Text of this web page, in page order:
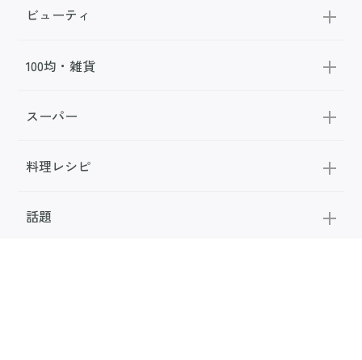
ビューティ
100均・雑貨
スーパー
料理レシピ
話題